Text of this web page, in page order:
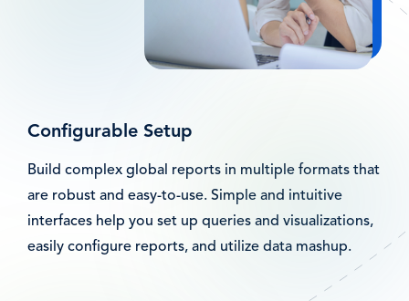
Configurable Setup
Build complex global reports in multiple formats that
are robust and easy-to-use. Simple and intuitive
interfaces help you set up queries and visualizations,
easily configure reports, and utilize data mashup.